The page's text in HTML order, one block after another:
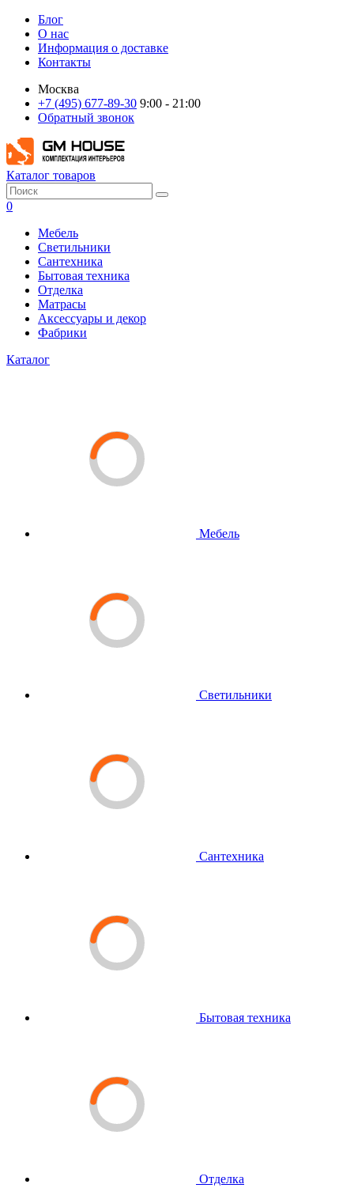
Блог
О нас
Информация о доставке
Контакты
Москва
+7 (495) 677-89-30 9:00 - 21:00
Обратный звонок
Каталог товаров
0
Мебель
Светильники
Сантехника
Бытовая техника
Отделка
Матрасы
Аксессуары и декор
Фабрики
Каталог
Мебель
Светильники
Сантехника
Бытовая техника
Отделка